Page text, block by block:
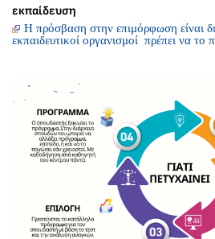
εκπαίδευση
Η πρόσβαση στην επιμόρφωση είναι
εκπαιδευτικοί οργανισμοί πρέπει να το